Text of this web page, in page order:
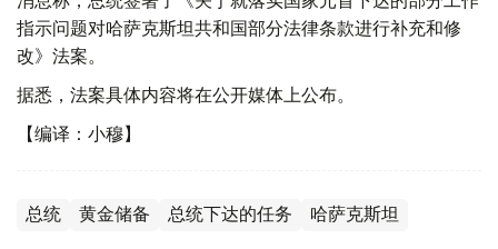
指示问题对哈萨克斯坦共和国部分法律条款进行补充和修
改》法案。
据悉，法案具体内容将在公开媒体上公布。
【编译：小穆】
总统 黄金储备 总统下达的任务 哈萨克斯坦